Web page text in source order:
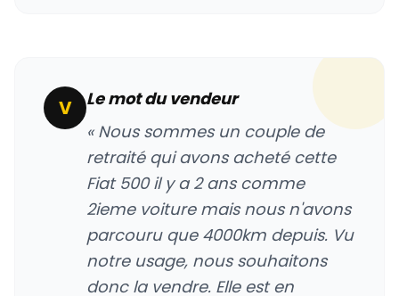
V
Le mot du vendeur
« Nous sommes un couple de
retraité qui avons acheté cette
Fiat 500 il y a 2 ans comme
2ieme voiture mais nous n'avons
parcouru que 4000km depuis. Vu
notre usage, nous souhaitons
donc la vendre. Elle est en